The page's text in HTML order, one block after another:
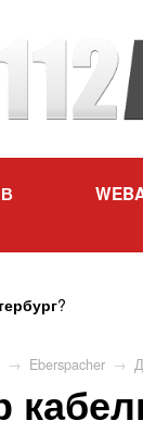
?
→ Eberspacher →